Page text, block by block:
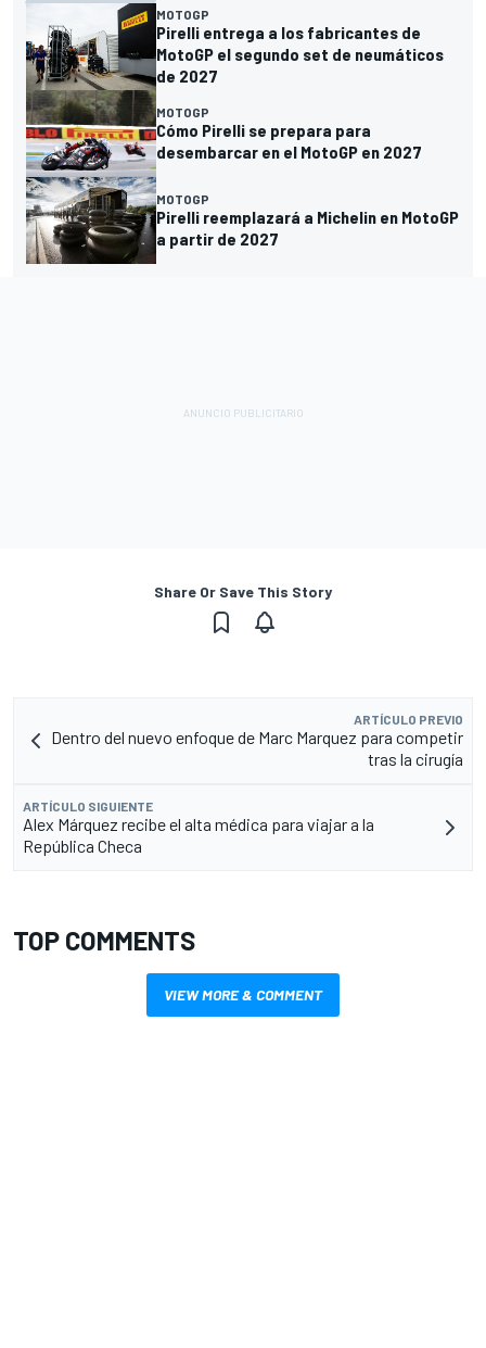
MOTOGP
Pirelli entrega a los fabricantes de
MotoGP el segundo set de neumáticos
de 2027
MOTOGP
Cómo Pirelli se prepara para
desembarcar en el MotoGP en 2027
MOTOGP
Pirelli reemplazará a Michelin en MotoGP
a partir de 2027
Share Or Save This Story
ARTÍCULO PREVIO
Dentro del nuevo enfoque de Marc Marquez para competir
tras la cirugía
ARTÍCULO SIGUIENTE
Alex Márquez recibe el alta médica para viajar a la
República Checa
TOP COMMENTS
VIEW MORE & COMMENT